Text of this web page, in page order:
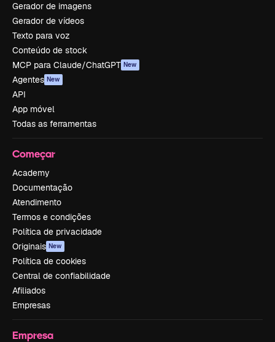
Gerador de imagens
Gerador de vídeos
Texto para voz
Conteúdo de stock
MCP para Claude/ChatGPT New
Agentes New
API
App móvel
Todas as ferramentas
Começar
Academy
Documentação
Atendimento
Termos e condições
Política de privacidade
Originais New
Política de cookies
Central de confiabilidade
Afiliados
Empresas
Empresa